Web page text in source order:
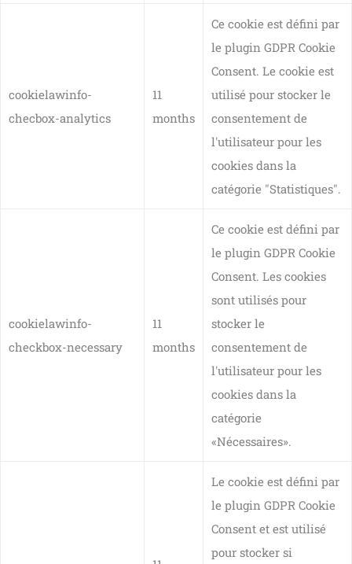
cookielawinfo-
checbox-analytics
11
months
Ce cookie est défini par
le plugin GDPR Cookie
Consent. Le cookie est
utilisé pour stocker le
consentement de
l'utilisateur pour les
cookies dans la
catégorie "Statistiques".
cookielawinfo-
checkbox-necessary
11
months
Ce cookie est défini par
le plugin GDPR Cookie
Consent. Les cookies
sont utilisés pour
stocker le
consentement de
l'utilisateur pour les
cookies dans la
catégorie
«Nécessaires».
Le cookie est défini par
le plugin GDPR Cookie
Consent et est utilisé
pour stocker si